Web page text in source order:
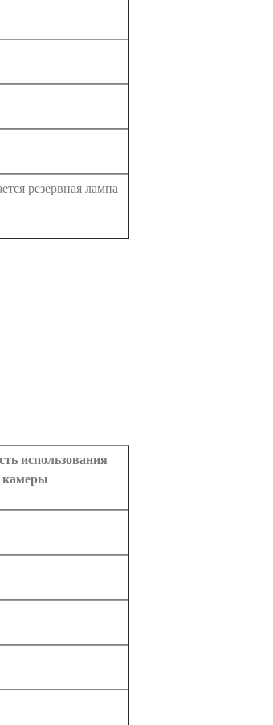
резервная лампа
использования
камеры